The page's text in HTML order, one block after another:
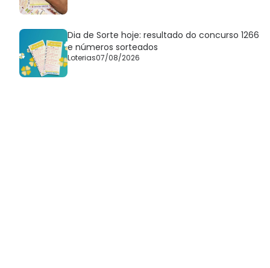
Dia de Sorte hoje: resultado do concurso 1266
e números sorteados
Loterias07/08/2026